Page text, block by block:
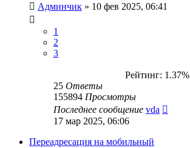
Админчик » 10 фев 2025, 06:41
1
2
3
Рейтинг: 1.37%
25 Ответы
155894 Просмотры
Последнее сообщение vda
17 мар 2025, 06:06
Переадресация на мобильный